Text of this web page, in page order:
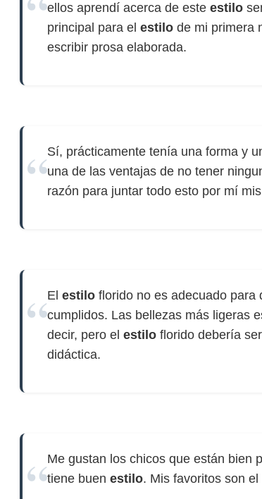
ellos aprendí acerca de este estilo
principal para el estilo de mi primera
escribir prosa elaborada.
Sí, prácticamente tenía una forma y
una de las ventajas de no tener
razón para juntar todo esto por mí
El estilo florido no es adecuado para
cumplidos. Las bellezas más ligeras
decir, pero el estilo florido debería
didáctica.
Me gustan los chicos que están bien
tiene buen estilo. Mis favoritos son